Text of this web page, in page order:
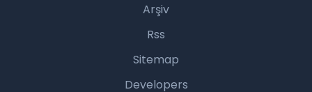
Arşiv
Rss
Sitemap
Developers